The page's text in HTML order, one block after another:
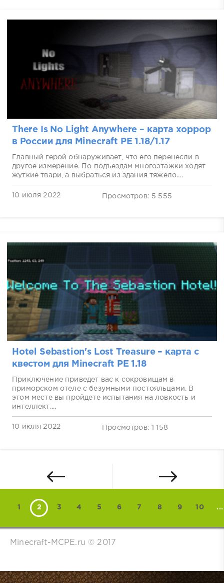
There Is No Light Anywhere – карта хоррор
в России для Minecraft PE 1.18/1.17
Главный герой обнаруживает, что его перенесли в
другое измерение. По подъездам многоэтажки ходят
жуткие твари, а выбраться из здания тяжело....
10 июля 2022 Просмотров: 5 555
Hotel Sebastion's Lost Treasure – карта с
квестом для Minecraft PE 1.18
Приключение приведет вас к сокровищам в
приморском отеле с безумными постояльцами. В
этом месте вы пройдете испытания на ловкость и
интеллект....
10 июля 2022 Просмотров: 1 158
1 2 3 4 5 6 7 8 9 10 ...
Minecraft-MCPE.ru © 2017